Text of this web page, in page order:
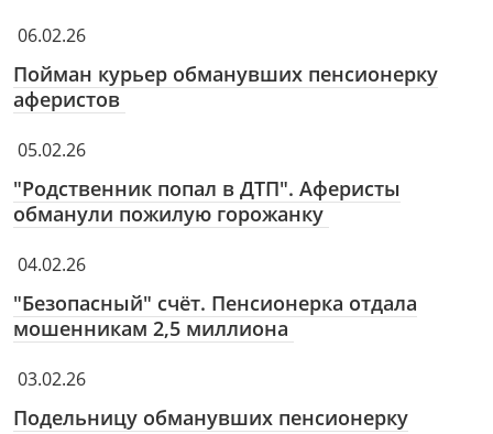
06.02.26
Пойман курьер обманувших пенсионерку
аферистов
05.02.26
"Родственник попал в ДТП". Аферисты
обманули пожилую горожанку
04.02.26
"Безопасный" счёт. Пенсионерка отдала
мошенникам 2,5 миллиона
03.02.26
Подельницу обманувших пенсионерку